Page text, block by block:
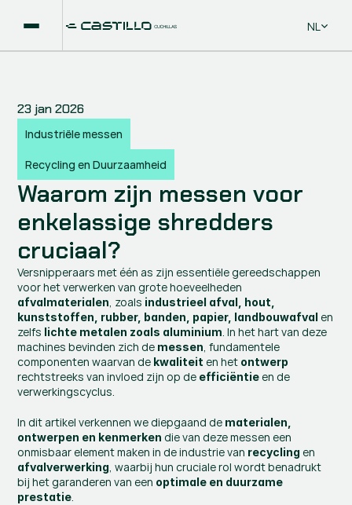
Select
NL
23 jan 2026
Industriële messen
Recycling en Duurzaamheid
Waarom zijn messen voor
enkelassige shredders
cruciaal?
Versnipperaars met één as zijn essentiële gereedschappen
afvalmaterialen, zoals industrieel afval, hout,
kunststoffen, rubber, banden, papier, landbouwafval en
zelfs lichte metalen zoals aluminium. In het hart van deze
machines bevinden zich de messen, fundamentele
componenten waarvan de kwaliteit en het ontwerp
rechtstreeks van invloed zijn op de efficiëntie en de
verwerkingscyclus.
In dit artikel verkennen we diepgaand de materialen,
ontwerpen en kenmerken die van deze messen een
onmisbaar element maken in de industrie van recycling
afvalverwerking, waarbij hun cruciale rol wordt benadrukt
bij het garanderen van een optimale en duurzame
prestatie.